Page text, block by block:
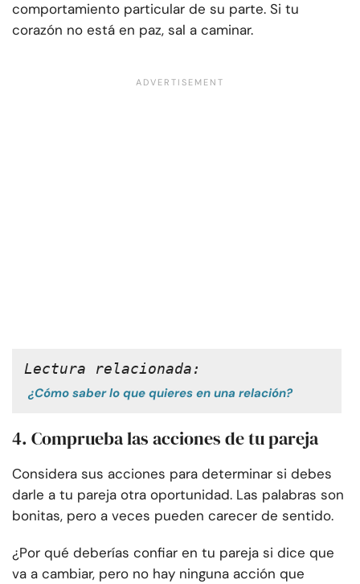
comportamiento particular de su parte. Si tu
corazón no está en paz, sal a caminar.
Lectura relacionada:
¿Cómo saber lo que quieres en una relación?
4. Comprueba las acciones de tu pareja
Considera sus acciones para determinar si debes
darle a tu pareja otra oportunidad. Las palabras son
bonitas, pero a veces pueden carecer de sentido.
¿Por qué deberías confiar en tu pareja si dice que
va a cambiar, pero no hay ninguna acción que